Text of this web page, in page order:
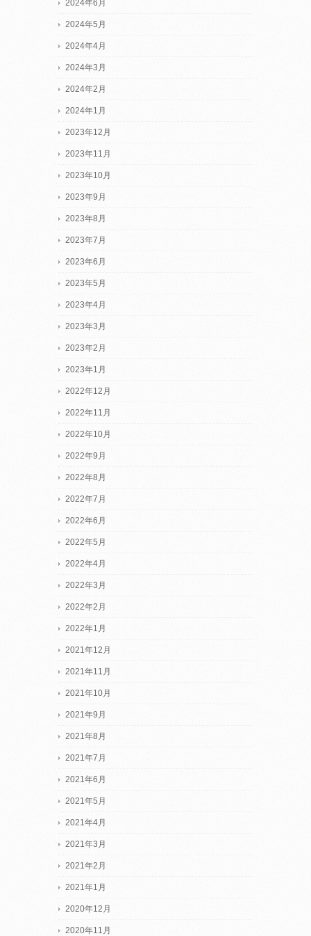
2024年6月
2024年5月
2024年4月
2024年3月
2024年2月
2024年1月
2023年12月
2023年11月
2023年10月
2023年9月
2023年8月
2023年7月
2023年6月
2023年5月
2023年4月
2023年3月
2023年2月
2023年1月
2022年12月
2022年11月
2022年10月
2022年9月
2022年8月
2022年7月
2022年6月
2022年5月
2022年4月
2022年3月
2022年2月
2022年1月
2021年12月
2021年11月
2021年10月
2021年9月
2021年8月
2021年7月
2021年6月
2021年5月
2021年4月
2021年3月
2021年2月
2021年1月
2020年12月
2020年11月